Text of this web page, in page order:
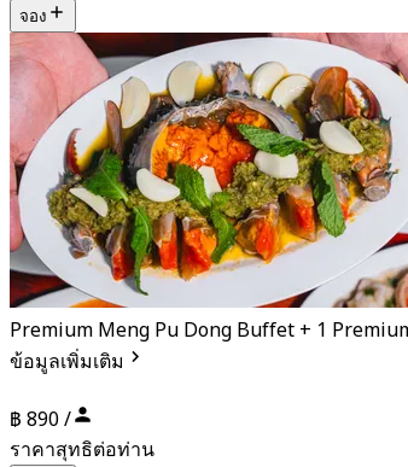
จอง
Premium Meng Pu Dong Buffet + 1
ข้อมูลเพิ่มเติม
฿ 890 /
ราคาสุทธิต่อท่าน